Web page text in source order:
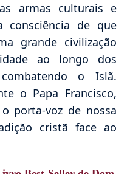
armas culturais e
consciência de que
grande civilização
ao longo dos
o Islã.
o Papa Francisco,
porta-voz de nossa
cristã face ao